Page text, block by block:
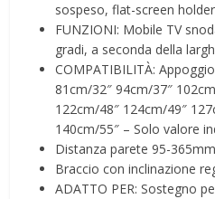
sospeso, flat-screen
FUNZIONI: Mobile TV
gradi, a seconda della
COMPATIBILITÀ:
81cm/32″ 94cm/37″
122cm/48″ 124cm/49″
140cm/55″ – Solo valore
Distanza parete 95-365mm
Braccio con inclinazione
ADATTO PER: Sostegno